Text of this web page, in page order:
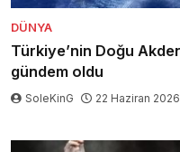
DÜNYA
Türkiye’nin Doğu
gündem oldu
SoleKinG 22 Haziran 2026